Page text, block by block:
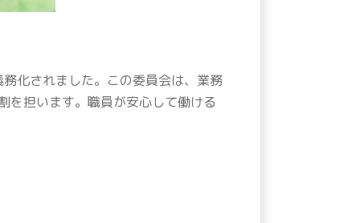
化されました。この委員会は、業務
を担います。職員が安心して働ける